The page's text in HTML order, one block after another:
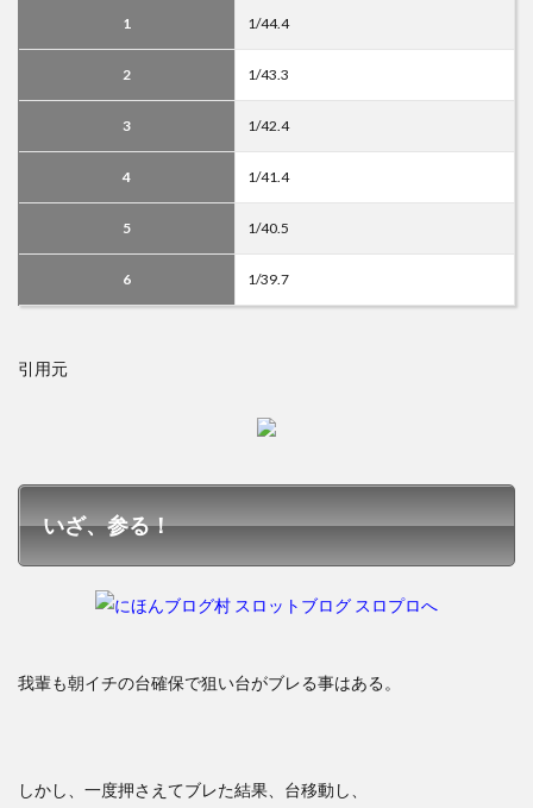
1 1/44.4
2 1/43.3
3 1/42.4
4 1/41.4
5 1/40.5
6 1/39.7
引用元
いざ、参る！
我輩も朝イチの台確保で狙い台がブレる事はある。
しかし、一度押さえてブレた結果、台移動し、